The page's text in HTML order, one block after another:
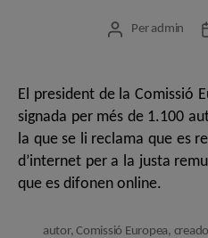
Autor
Per admin
El president de la Comissió
signada per més de 1.100
la que se li reclama que es
d’internet per a la justa
que es difonen online.
autor,Comissió Europea,